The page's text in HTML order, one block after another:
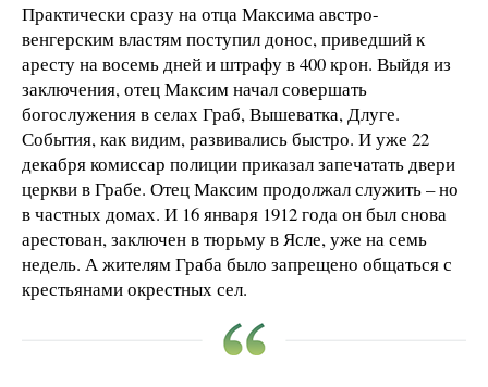
Практически сразу на отца Максима австро-
венгерским властям поступил донос, приведший к
аресту на восемь дней и штрафу в 400 крон. Выйдя из
заключения, отец Максим начал совершать
богослужения в селах Граб, Вышеватка, Длуге.
События, как видим, развивались быстро. И уже 22
декабря комиссар полиции приказал запечатать двери
церкви в Грабе. Отец Максим продолжал служить – но
в частных домах. И 16 января 1912 года он был снова
арестован, заключен в тюрьму в Ясле, уже на семь
недель. А жителям Граба было запрещено общаться с
крестьянами окрестных сел.